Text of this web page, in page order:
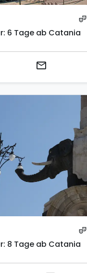
theater_comedy
6 Tage ab Catania
email
theater_comedy
8 Tage ab Catania